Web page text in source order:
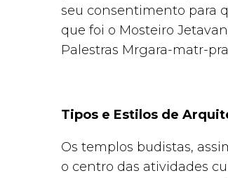
seu consentimento para
que foi o Mosteiro
Palestras Mrgara-matr-
Tipos e Estilos de
Os templos budistas,
o centro das atividades